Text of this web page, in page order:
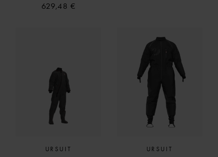
629,48 €
URSUIT URSUIT